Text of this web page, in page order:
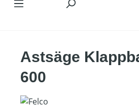
Astsäge
600